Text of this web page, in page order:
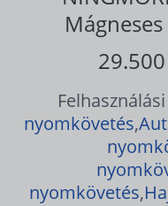
nyomkövetés,
nyomkövetés,